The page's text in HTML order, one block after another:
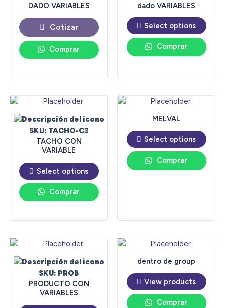
Comprar
DADO VARIABLES
Cotizar
Comprar
dado VARIABLES
Select options
Comprar
SKU: TACHO-C3
TACHO CON
VARIABLE
Select options
Comprar
MELVAL
Select options
SKU: PROB
PRODUCTO CON
VARIABLES
Comprar
dentro de group
View products